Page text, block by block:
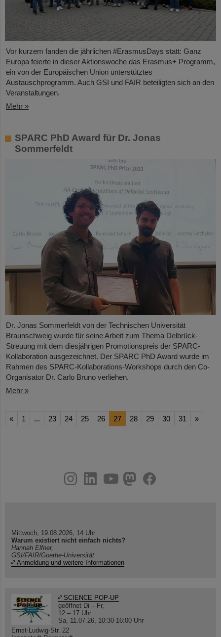
Vor kurzem fanden die jährlichen #ErasmusDays statt: Ganz
Europa feierte in dieser Aktionswoche das Erasmus+ Programm,
ein von der Europäischen Union unterstütztes
Austauschprogramm. Auch GSI und FAIR beteiligten sich an den
Veranstaltungen.
Mehr »
SPARC PhD Award für Dr. Jonas
Sommerfeldt
Dr. Jonas Sommerfeldt von der Technischen Universität
Braunschweig wurde für seine Arbeit zum Thema Delbrück-
Streuung mit dem diesjährigen Promotionspreis der SPARC-
Kollaboration ausgezeichnet. Der SPARC PhD Award wurde im
Rahmen des SPARC-Kollaborations-Workshops durch den Co-
Organisator Dr. Carlo Bruno verliehen.
Mehr »
« 1 ... 23 24 25 26 27 28 29 30 31 »
youtube
helmholtz.social
facebook
Mittwoch, 19.08.2026, 14 Uhr
Warum existiert nicht einfach nichts?
Hannah Elfner,
GSI/FAIR/Goethe-Universität
Anmeldung und weitere Informationen
SCIENCE POP-UP
geöffnet Di – Fr,
12 – 17 Uhr
Sa, 11.07.26, 10:30-16:00 Uhr
Ernst-Ludwig-Str. 22